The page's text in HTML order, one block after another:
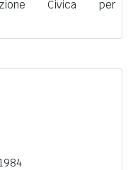
Civica per